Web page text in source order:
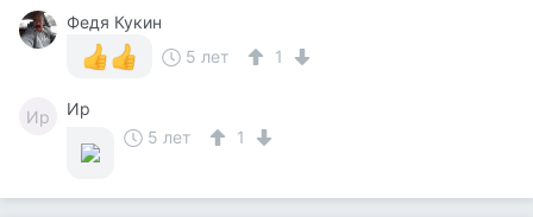
Федя Кукин
5 лет
1
Ир
Ир
5 лет
1